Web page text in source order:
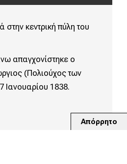
Απόρρητο
στην κεντρική πύλη του
απαγχονίστηκε ο
(Πολιούχος των
Ιανουαρίου 1838.